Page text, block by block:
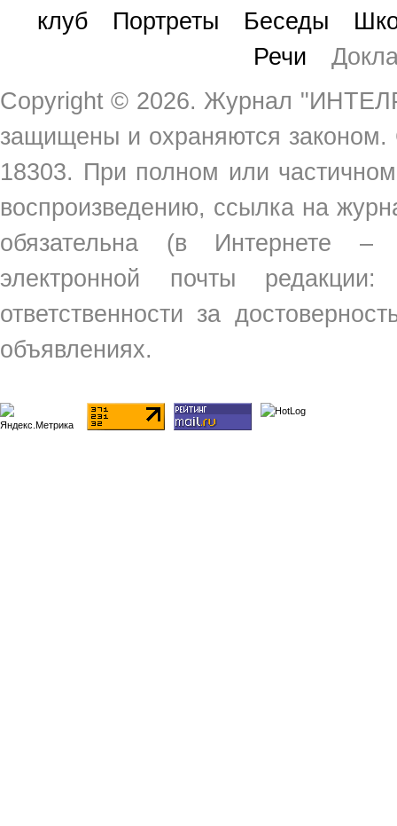
клуб
Портреты Беседы
Речи
Copyright © 2026. Журнал
защищены и охраняются
18303. При полном или
воспроизведению, ссылка на
обязательна (в Интернете
электронной почты
ответственности за
объявлениях.